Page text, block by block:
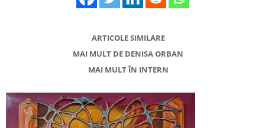
ARTICOLE SIMILARE
MAI MULT DE DENISA ORBAN
MAI MULT ÎN INTERN